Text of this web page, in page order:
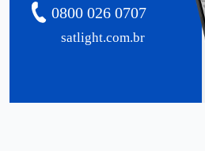
satlight.com.br
0800 026 0707